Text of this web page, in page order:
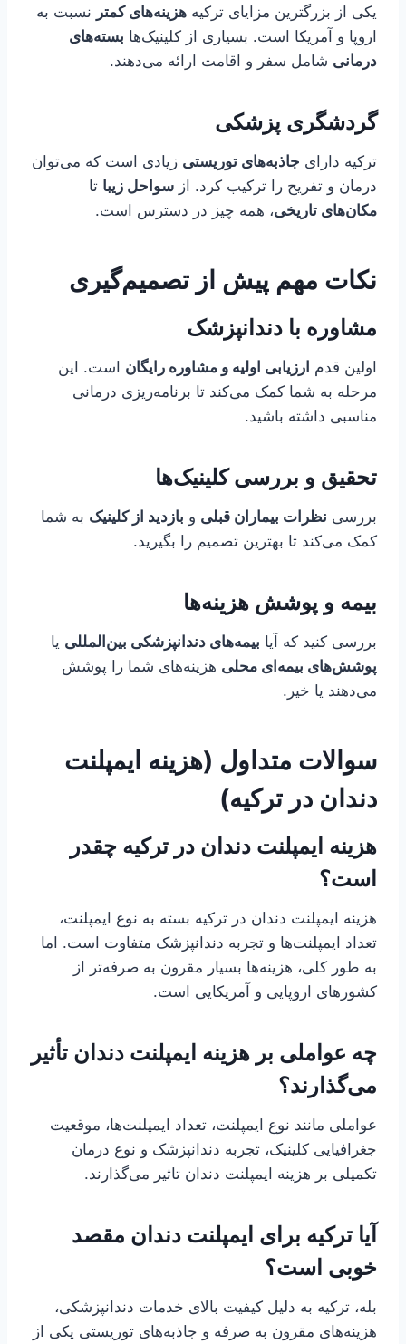
یکی از بزرگترین مزایای ترکیه هزینه‌های کمتر نسبت به
اروپا و آمریکا است. بسیاری از کلینیک‌ها بسته‌های
درمانی شامل سفر و اقامت ارائه می‌دهند.
گردشگری پزشکی
ترکیه دارای جاذبه‌های توریستی زیادی است که می‌توان
درمان و تفریح را ترکیب کرد. از سواحل زیبا تا
مکان‌های تاریخی، همه چیز در دسترس است.
نکات مهم پیش از تصمیم‌گیری
مشاوره با دندانپزشک
اولین قدم ارزیابی اولیه و مشاوره رایگان است. این
مرحله به شما کمک می‌کند تا برنامه‌ریزی درمانی
مناسبی داشته باشید.
تحقیق و بررسی کلینیک‌ها
بررسی نظرات بیماران قبلی و بازدید از کلینیک به شما
کمک می‌کند تا بهترین تصمیم را بگیرید.
بیمه و پوشش هزینه‌ها
بررسی کنید که آیا بیمه‌های دندانپزشکی بین‌المللی یا
پوشش‌های بیمه‌ای محلی هزینه‌های شما را پوشش
می‌دهند یا خیر.
سوالات متداول (هزینه ایمپلنت
دندان در ترکیه)
هزینه ایمپلنت دندان در ترکیه چقدر
است؟
هزینه ایمپلنت دندان در ترکیه بسته به نوع ایمپلنت،
تعداد ایمپلنت‌ها و تجربه دندانپزشک متفاوت است. اما
به طور کلی، هزینه‌ها بسیار مقرون به صرفه‌تر از
کشورهای اروپایی و آمریکایی است.
چه عواملی بر هزینه ایمپلنت دندان تأثیر
می‌گذارند؟
عواملی مانند نوع ایمپلنت، تعداد ایمپلنت‌ها، موقعیت
جغرافیایی کلینیک، تجربه دندانپزشک و نوع درمان
تکمیلی بر هزینه ایمپلنت دندان تاثیر می‌گذارند.
آیا ترکیه برای ایمپلنت دندان مقصد
خوبی است؟
بله، ترکیه به دلیل کیفیت بالای خدمات دندانپزشکی،
هزینه‌های مقرون به صرفه و جاذبه‌های توریستی یکی از